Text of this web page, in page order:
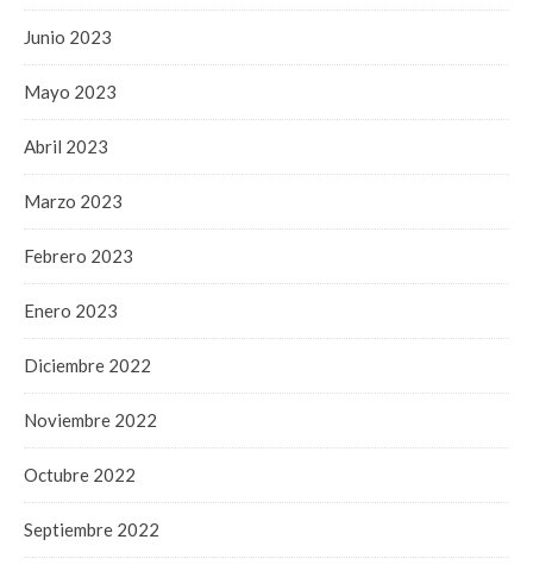
Junio 2023
Mayo 2023
Abril 2023
Marzo 2023
Febrero 2023
Enero 2023
Diciembre 2022
Noviembre 2022
Octubre 2022
Septiembre 2022